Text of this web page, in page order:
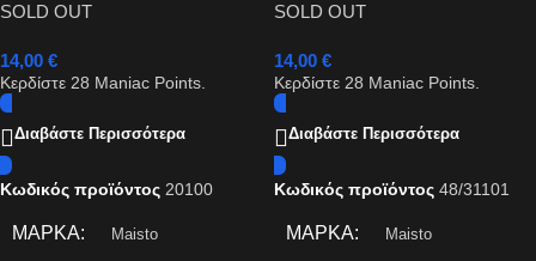
SOLD OUT
14,00 €
Κερδίστε 28 Maniac Points.
Διαβάστε Περισσότερα
Κωδικός προϊόντος 20100
ΜΆΡΚΑ Maisto
SOLD OUT
14,00 €
Κερδίστε 28 Maniac Points.
Διαβάστε Περισσότερα
Κωδικός προϊόντος 48/31101
ΜΆΡΚΑ Maisto